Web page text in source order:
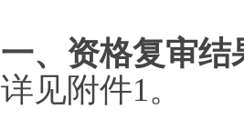
一、资格复审结
详见附件1。